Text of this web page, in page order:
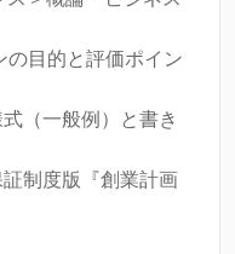
と評価ポイン
般例）と書き
版『創業計画